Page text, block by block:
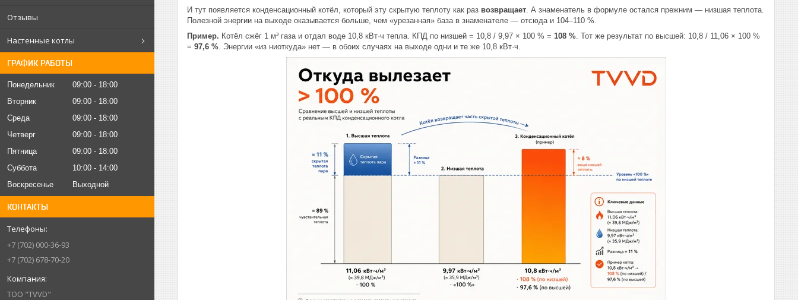
Отзывы
Настенные котлы
ГРАФИК РАБОТЫ
Понедельник 09:00
18:00
Вторник
09:00
18:00
Среда
09:00
18:00
Четверг
09:00
18:00
Пятница
09:00
18:00
Суббота
10:00
14:00
Воскресенье
Выходной
КОНТАКТЫ
+7 (702) 000-36-93
+7 (702) 678-70-20
ТОО "TVVD"
И тут появляется конденсационный котёл, который эту скрытую теплоту как раз возвращает. А знаменатель в формуле остался прежним — низшая теплота.
Полезной энергии на выходе оказывается больше, чем «урезанная» база в знаменателе — отсюда и 104–110 %.
Пример. Котёл сжёг 1 м³ газа и отдал воде 10,8 кВт·ч тепла. КПД по низшей = 10,8 / 9,97 × 100 % = 108 %. Тот же результат по высшей: 10,8 / 11,06 × 100 %
= 97,6 %. Энергии «из ниоткуда» нет — в обоих случаях на выходе одни и те же 10,8 кВт·ч.